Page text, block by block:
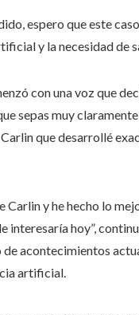
espero que este
y la necesidad de
con una voz que
sepas muy
que desarrollé
y he hecho lo
interesaría hoy”,
acontecimientos
artificial.